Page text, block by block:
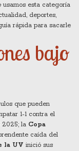
usamos esta categoría
deportes,
rápida para sacarle
bajo
que pueden
1-1 contra el
2025; la Copa
caída del
la UV inició sus